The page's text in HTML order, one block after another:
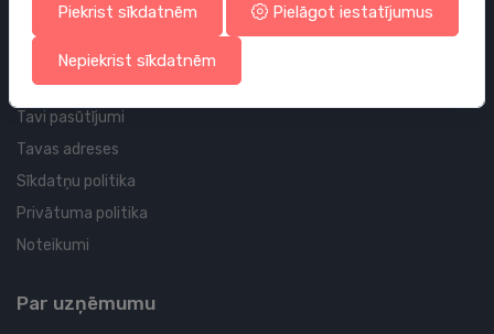
Profila un piegādes informācija
Tavs konts
Tavi pasūtījumi
Tavas adreses
Sīkdatņu politika
Privātuma politika
Noteikumi
Par uzņēmumu
Piekrist sīkdatnēm Pielāgot iestatījumus
Nepiekrist sīkdatnēm